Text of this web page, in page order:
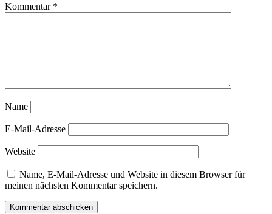
Kommentar *
Name
E-Mail-Adresse
Website
Name, E-Mail-Adresse und Website in diesem Browser für
meinen nächsten Kommentar speichern.